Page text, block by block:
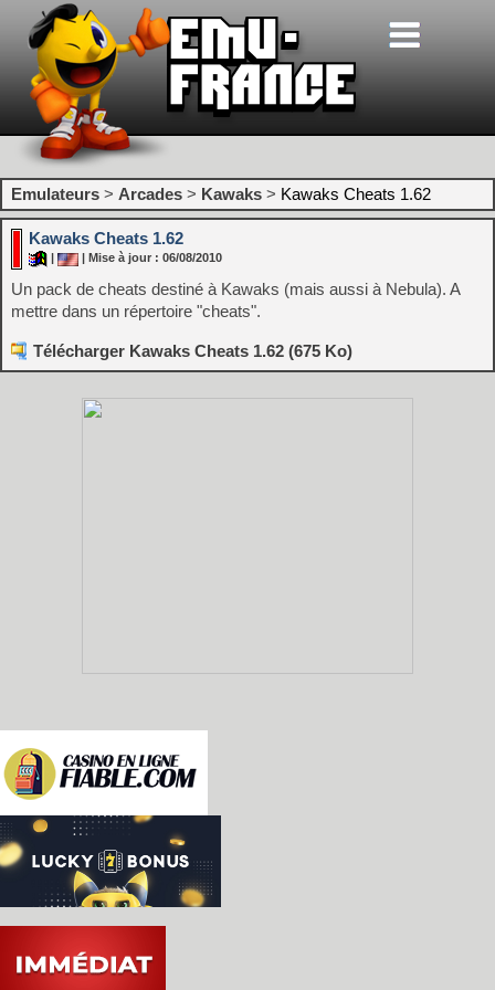
Emulateurs > Arcades > Kawaks > Kawaks Cheats 1.62
Kawaks Cheats 1.62
| Mise à jour : 06/08/2010
Un pack de cheats destiné à Kawaks (mais aussi à Nebula). A
mettre dans un répertoire "cheats".
Télécharger Kawaks Cheats 1.62 (675 Ko)